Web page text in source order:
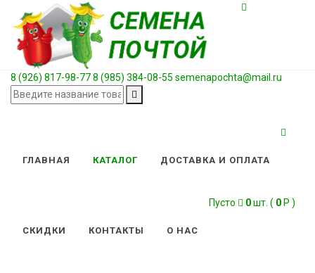
8 (926) 817-98-778 (985) 384-08-55 semenapochta@mail.ru
ГЛАВНАЯ КАТАЛОГ ДОСТАВКА И ОПЛАТА
СКИДКИ КОНТАКТЫ О НАС
Пусто 0шт. ( 0 Р )